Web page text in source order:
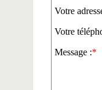
Votre
Votre
Message :*